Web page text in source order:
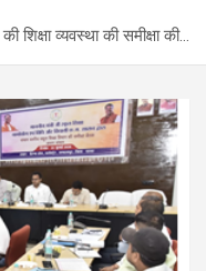
शिक्षा व्यवस्था की समीक्षा की…